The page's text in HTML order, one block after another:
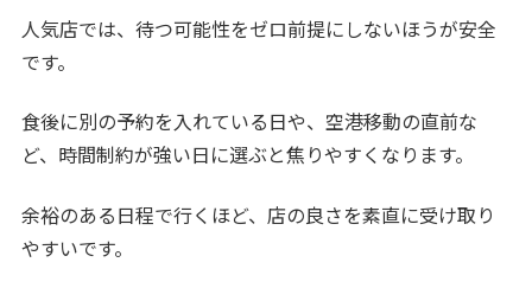
人気店では、待つ可能性をゼロ前提にしないほうが安全
です。
食後に別の予約を入れている日や、空港移動の直前な
ど、時間制約が強い日に選ぶと焦りやすくなります。
余裕のある日程で行くほど、店の良さを素直に受け取り
やすいです。